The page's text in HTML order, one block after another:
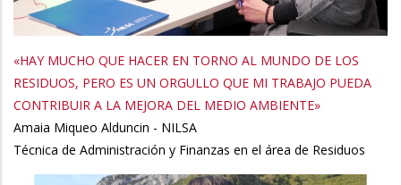
«HAY MUCHO QUE HACER EN TORNO AL MUNDO DE LOS
RESIDUOS, PERO ES UN ORGULLO QUE MI TRABAJO PUEDA
CONTRIBUIR A LA MEJORA DEL MEDIO AMBIENTE»
Amaia Miqueo Alduncin - NILSA
Técnica de Administración y Finanzas en el área de Residuos